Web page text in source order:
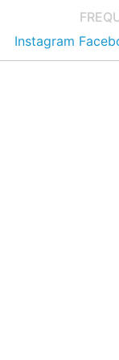
Instagram